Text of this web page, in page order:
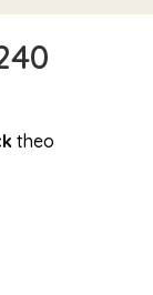
theo